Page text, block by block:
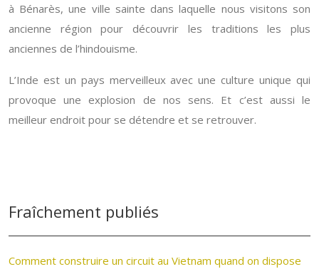
à Bénarès, une ville sainte dans laquelle nous visitons son
ancienne région pour découvrir les traditions les plus
anciennes de l’hindouisme.
L’Inde est un pays merveilleux avec une culture unique qui
provoque une explosion de nos sens. Et c’est aussi le
meilleur endroit pour se détendre et se retrouver.
Fraîchement publiés
Comment construire un circuit au Vietnam quand on dispose